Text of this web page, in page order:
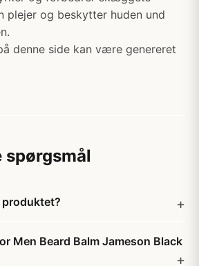
plejer og beskytter huden und
denne side kan være genereret
spørgsmål
produktet?
Men Beard Balm Jameson Black